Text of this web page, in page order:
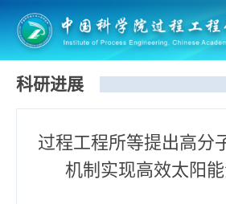
科研进展
过程工程所等提出高分
机制实现高效太阳